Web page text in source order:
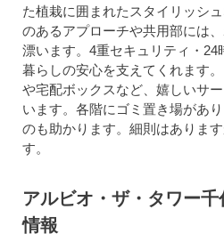
た植栽に囲まれたスタイリッシ
のあるアプローチや共用部には
漂います。4重セキュリティ・24
暮らしの安心を支えてくれます
や宅配ボックスなど、嬉しいサ
います。各階にゴミ置き場があ
のも助かります。細則はありま
す。
アルビオ・ザ・タワー
情報